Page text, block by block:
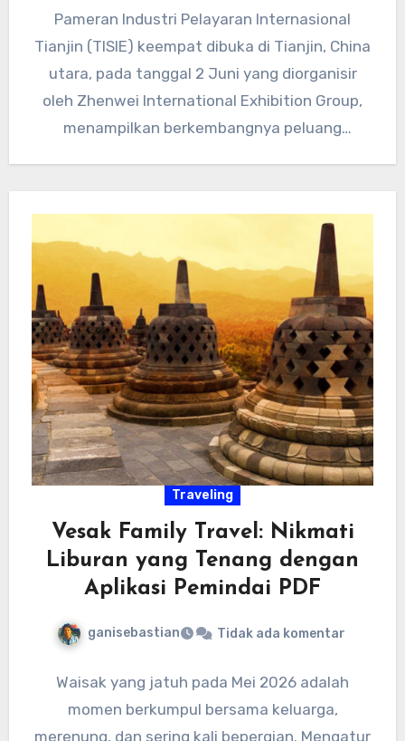
Pameran Industri Pelayaran Internasional
Tianjin (TISIE) keempat dibuka di Tianjin, China
utara, pada tanggal 2 Juni yang diorganisir
oleh Zhenwei International Exhibition Group,
menampilkan berkembangnya peluang
Traveling
Vesak Family Travel: Nikmati
Liburan yang Tenang dengan
Aplikasi Pemindai PDF
ganisebastian Tidak ada komentar
Waisak yang jatuh pada Mei 2026 adalah
momen berkumpul bersama keluarga,
merenung, dan sering kali bepergian. Mengatur